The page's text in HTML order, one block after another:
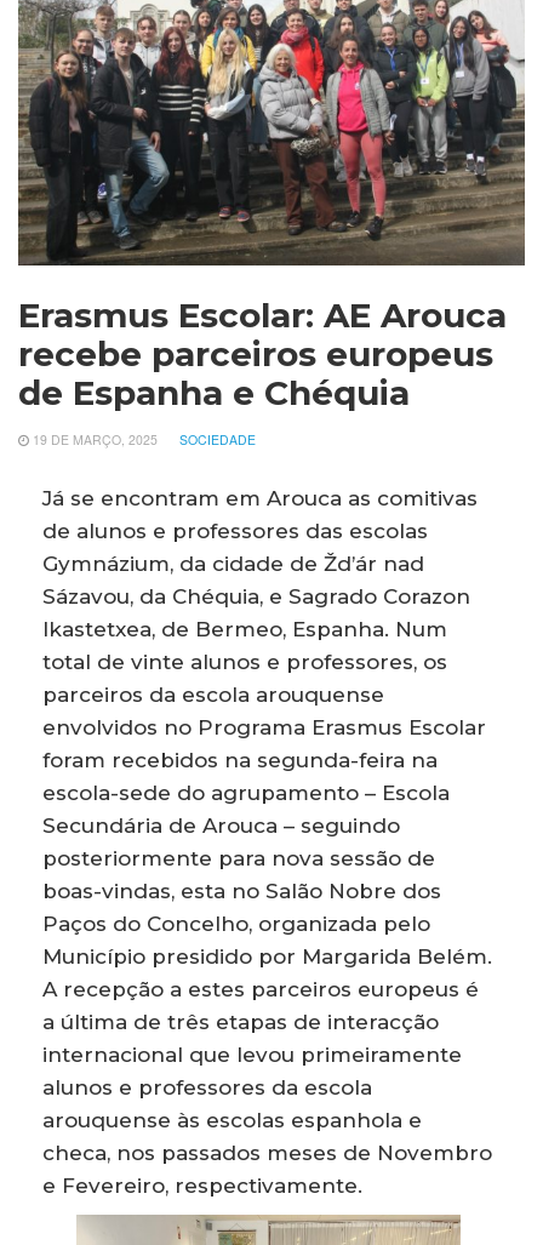
Erasmus Escolar: AE Arouca
recebe parceiros europeus
de Espanha e Chéquia
19 DE MARÇO, 2025 SOCIEDADE
Já se encontram em Arouca as comitivas
de alunos e professores das escolas
Gymnázium, da cidade de Žd’ár nad
Sázavou, da Chéquia, e Sagrado Corazon
Ikastetxea, de Bermeo, Espanha. Num
total de vinte alunos e professores, os
parceiros da escola arouquense
envolvidos no Programa Erasmus Escolar
foram recebidos na segunda-feira na
escola-sede do agrupamento – Escola
Secundária de Arouca – seguindo
posteriormente para nova sessão de
boas-vindas, esta no Salão Nobre dos
Paços do Concelho, organizada pelo
Município presidido por Margarida Belém.
A recepção a estes parceiros europeus é
a última de três etapas de interacção
internacional que levou primeiramente
alunos e professores da escola
arouquense às escolas espanhola e
checa, nos passados meses de Novembro
e Fevereiro, respectivamente.